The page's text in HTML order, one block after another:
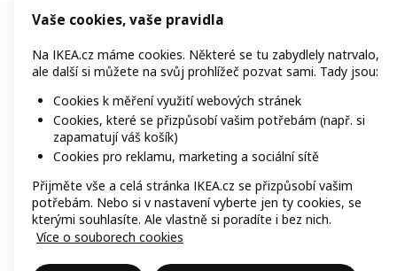
Vaše cookies, vaše pravidla
Na IKEA.cz máme cookies. Některé se tu zabydlely natrvalo,
ale další si můžete na svůj prohlížeč pozvat sami. Tady jsou:
Cookies k měření využití webových stránek
Cookies, které se přizpůsobí vašim potřebám (např. si
zapamatují váš košík)
Cookies pro reklamu, marketing a sociální sítě
Přijměte vše a celá stránka IKEA.cz se přizpůsobí vašim
potřebám. Nebo si v nastavení vyberte jen ty cookies, se
kterými souhlasíte. Ale vlastně si poradíte i bez nich.
Více o souborech cookies